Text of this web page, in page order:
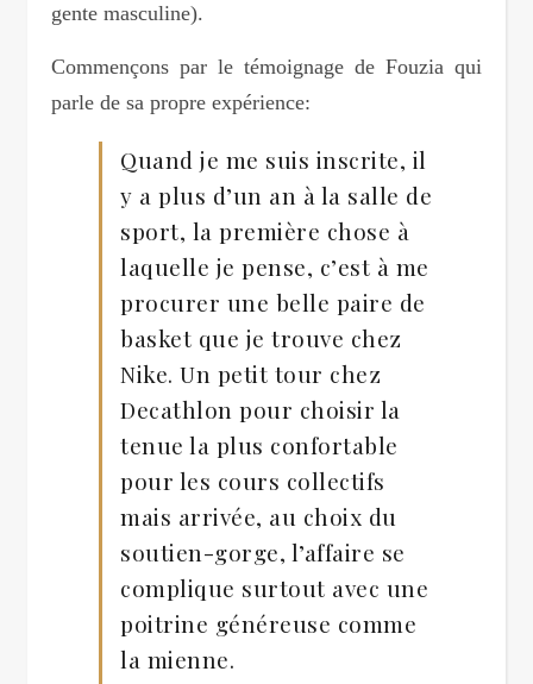
gente masculine).
Commençons par le témoignage de Fouzia qui
parle de sa propre expérience:
Quand je me suis inscrite, il
y a plus d’un an à la salle de
sport, la première chose à
laquelle je pense, c’est à me
procurer une belle paire de
basket que je trouve chez
Nike. Un petit tour chez
Decathlon pour choisir la
tenue la plus confortable
pour les cours collectifs
mais arrivée, au choix du
soutien-gorge, l’affaire se
complique surtout avec une
poitrine généreuse comme
la mienne.